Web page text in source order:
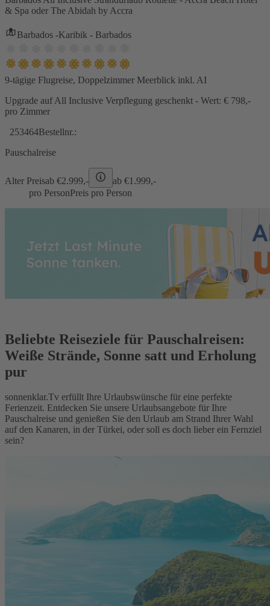
& Spa oder The Abidah by Accra
Barbados -Karibik - Barbados
9-tägige Flugreise, Doppelzimmer Meerblick inkl. AI
Upgrade auf All Inclusive Verpflegung geschenkt - Wert: € 798,-
pro Zimmer
253464Bestellnr.:
Pauschalreise
Alter Preisab €2.999,- ab €1.999,-
pro PersonPreis pro Person
Beliebte Reiseziele für Pauschalreisen:
Weiße Strände, Sonne satt und Erholung
pur
sonnenklar.Tv erfüllt Ihre Urlaubswünsche für eine perfekte
Ferienzeit. Entdecken Sie unsere Urlaubsangebote für Ihre
Pauschalreise und genießen Sie den Urlaub am Strand Ihrer Wahl
auf den Kanaren, in der Türkei, oder soll es doch lieber ein Fernziel
sein?